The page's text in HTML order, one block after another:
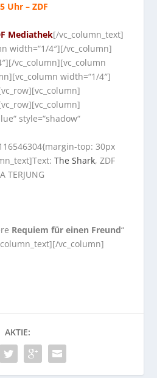
Uhr – ZDF
Mediathek[/vc_column_text]
width=“1/4″][/vc_column]
vc_column][vc_column
width=“1/4″]
style=“shadow“
top: 30px
The Shark, ZDF
TERJUNG
Requiem für einen Freund“
vc_column]
AKTIE: